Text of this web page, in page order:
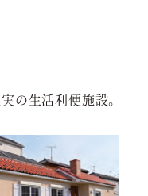
の生活利便施設。